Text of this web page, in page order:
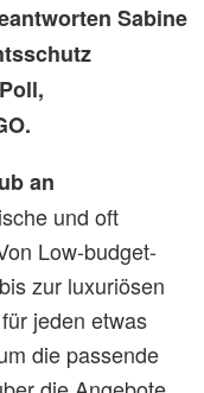
Sabine
an
und oft
Low-budget-
zur luxuriösen
jeden etwas
die passende